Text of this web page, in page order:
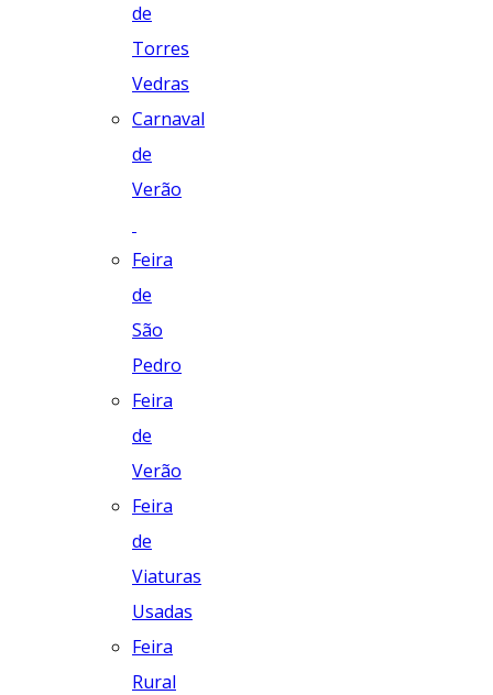
de
Torres
Vedras
Carnaval
de
Verão
Feira
de
São
Pedro
Feira
de
Verão
Feira
de
Viaturas
Usadas
Feira
Rural